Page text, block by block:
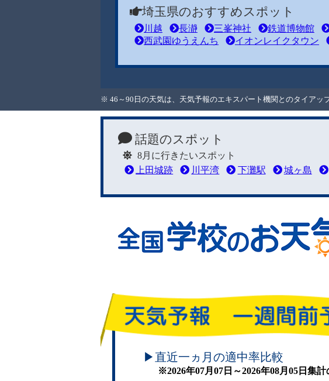
埼玉県のおすすめスポット
川越 長瀞 三峯神社 鉄道博物館
西武園ゆうえんち
イオンレイクタウン
※ 46～90日の天気は、天気予報のエキスパート機関とのタイアッ
話題のスポット
8月に行きたいスポット
上田城跡
川平湾 下灘駅 城ヶ島
頑張れ！学校のお天気
▶直近一ヵ月の適中率比較
※2026年07月07日～2026年08月05日集計